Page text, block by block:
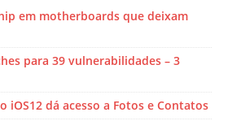
em motherboards que deixam
para 39 vulnerabilidades – 3
iOS12 dá acesso a Fotos e Contatos